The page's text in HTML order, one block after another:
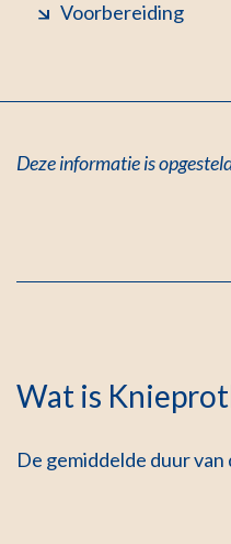
Voorbereiding
Deze informatie is
Wat is
De gemiddelde duur van